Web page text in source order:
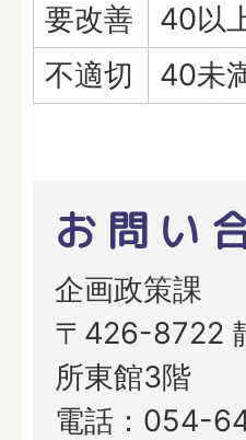
要改善
40以
不適切
40未
お問い
企画政策課
〒426-8722
所東館3階
電話：054-